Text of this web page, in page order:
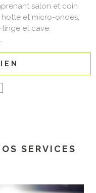
salon et coin
et micro-ondes,
linge et cave.
SERVICES